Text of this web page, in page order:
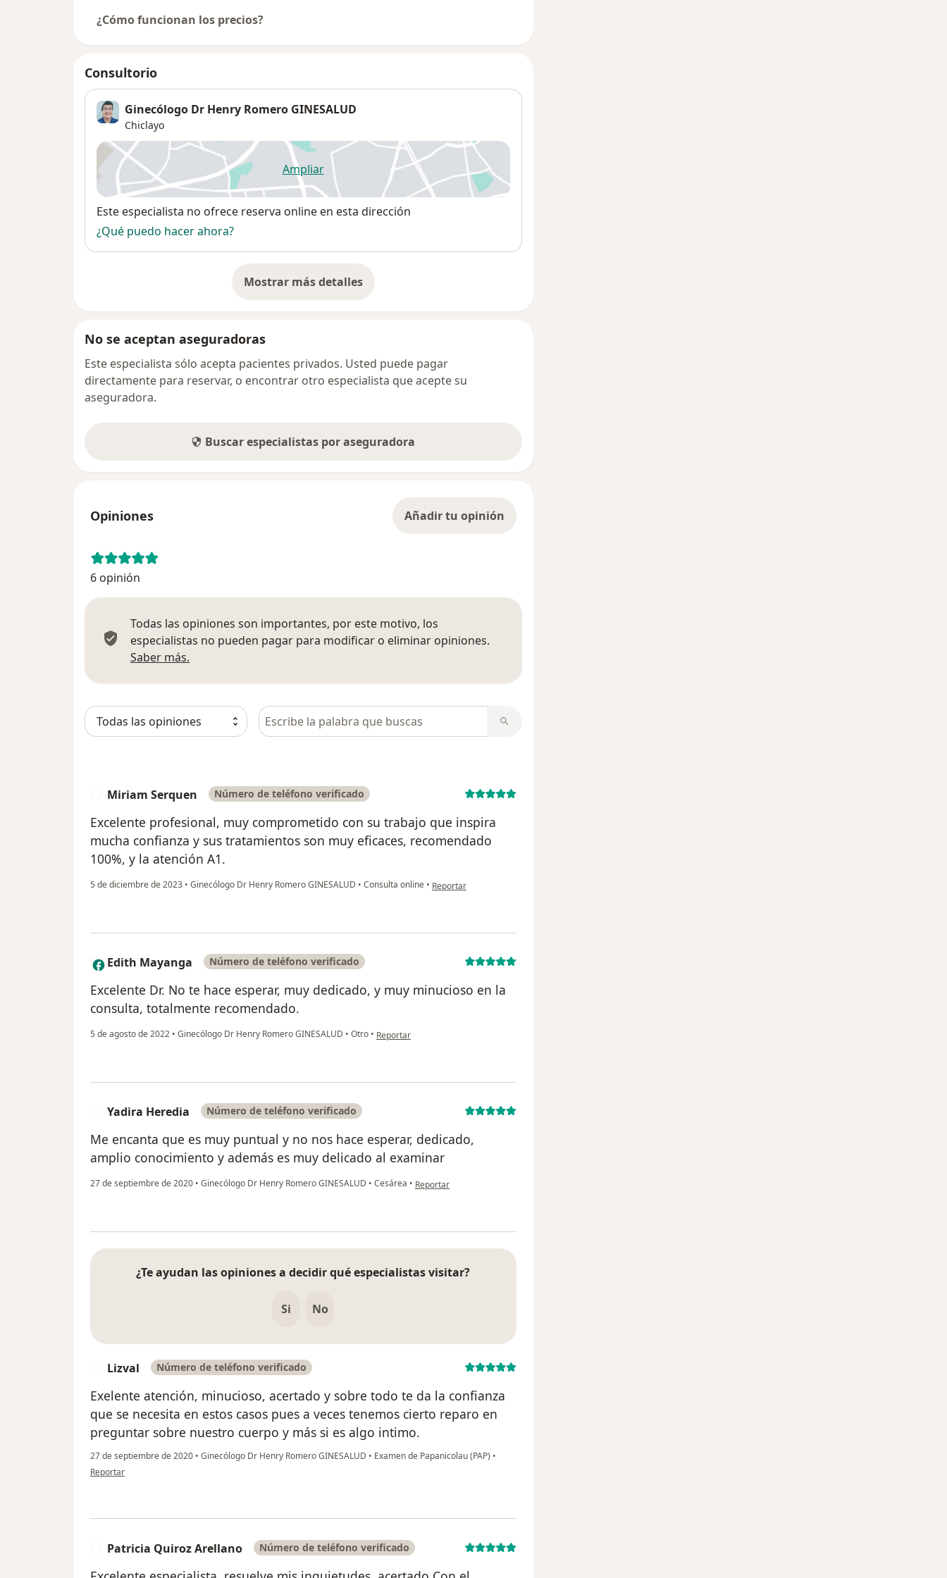
¿Cómo funcionan los precios?
Consultorio
Ginecólogo Dr Henry Romero GINESALUD
Chiclayo
Ampliarse abre en una nueva pestaña
Disponibilidad
Este especialista no ofrece reserva online en esta dirección
¿Qué puedo hacer ahora?
Mostrar más detalles
sobre la dirección
No se aceptan aseguradoras
Este especialista sólo acepta pacientes privados. Usted puede pagar
directamente para reservar, o encontrar otro especialista que acepte su
aseguradora.
Buscar especialistas por aseguradora
Opiniones Añadir tu opinión
6 opinión
Todas las opiniones son importantes, por este motivo, los
especialistas no pueden pagar para modificar o eliminar opiniones.
Saber más.
Busca en opiniones
Miriam Serquen Número de teléfono verificado
Excelente profesional, muy comprometido con su trabajo que inspira
mucha confianza y sus tratamientos son muy eficaces, recomendado
100%, y la atención A1.
5 de diciembre de 2023 • Ginecólogo Dr Henry Romero GINESALUD • Consulta online • en opinión del usuario Miriam Serquen
Reportar
E Edith Mayanga Número de teléfono verificado
Excelente Dr. No te hace esperar, muy dedicado, y muy minucioso en la
consulta, totalmente recomendado.
5 de agosto de 2022 • Ginecólogo Dr Henry Romero GINESALUD • Otro • en opinión del usuario Edith Mayanga
Reportar
Yadira Heredia Número de teléfono verificado
Me encanta que es muy puntual y no nos hace esperar, dedicado,
amplio conocimiento y además es muy delicado al examinar
27 de septiembre de 2020 • Ginecólogo Dr Henry Romero GINESALUD • Cesárea • en opinión del usuario Yadira Heredia
Reportar
¿Te ayudan las opiniones a decidir qué especialistas visitar?
Si No
Lizval Número de teléfono verificado
Exelente atención, minucioso, acertado y sobre todo te da la confianza
que se necesita en estos casos pues a veces tenemos cierto reparo en
preguntar sobre nuestro cuerpo y más si es algo intimo.
27 de septiembre de 2020 • Ginecólogo Dr Henry Romero GINESALUD • Examen de Papanicolau (PAP) •
en opinión del usuario Lizval
Reportar
Patricia Quiroz Arellano Número de teléfono verificado